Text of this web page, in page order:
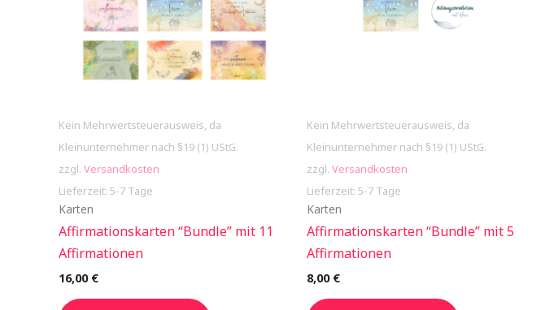
Kein Mehrwertsteuerausweis, da
Kleinunternehmer nach §19 (1) UStG.
zzgl. Versandkosten
Lieferzeit: 5-7 Tage
Karten
Affirmationskarten “Bundle” mit 11
Affirmationen
16,00 €
Kein Mehrwertsteuerausweis, da
Kleinunternehmer nach §19 (1) UStG.
zzgl. Versandkosten
Lieferzeit: 5-7 Tage
Karten
Affirmationskarten “Bundle” mit 5
Affirmationen
8,00 €